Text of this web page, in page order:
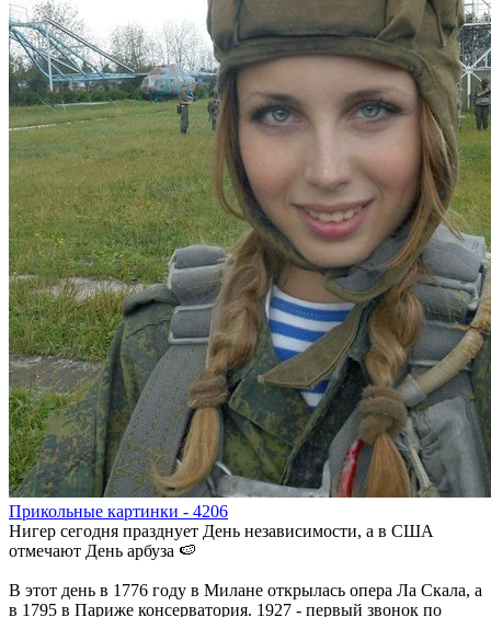
Прикольные картинки - 4206
Нигер сегодня празднует День независимости, а в США
отмечают День арбуза 🍉
В этот день в 1776 году в Милане открылась опера Ла Скала, а
в 1795 в Париже консерватория. 1927 - первый звонок по